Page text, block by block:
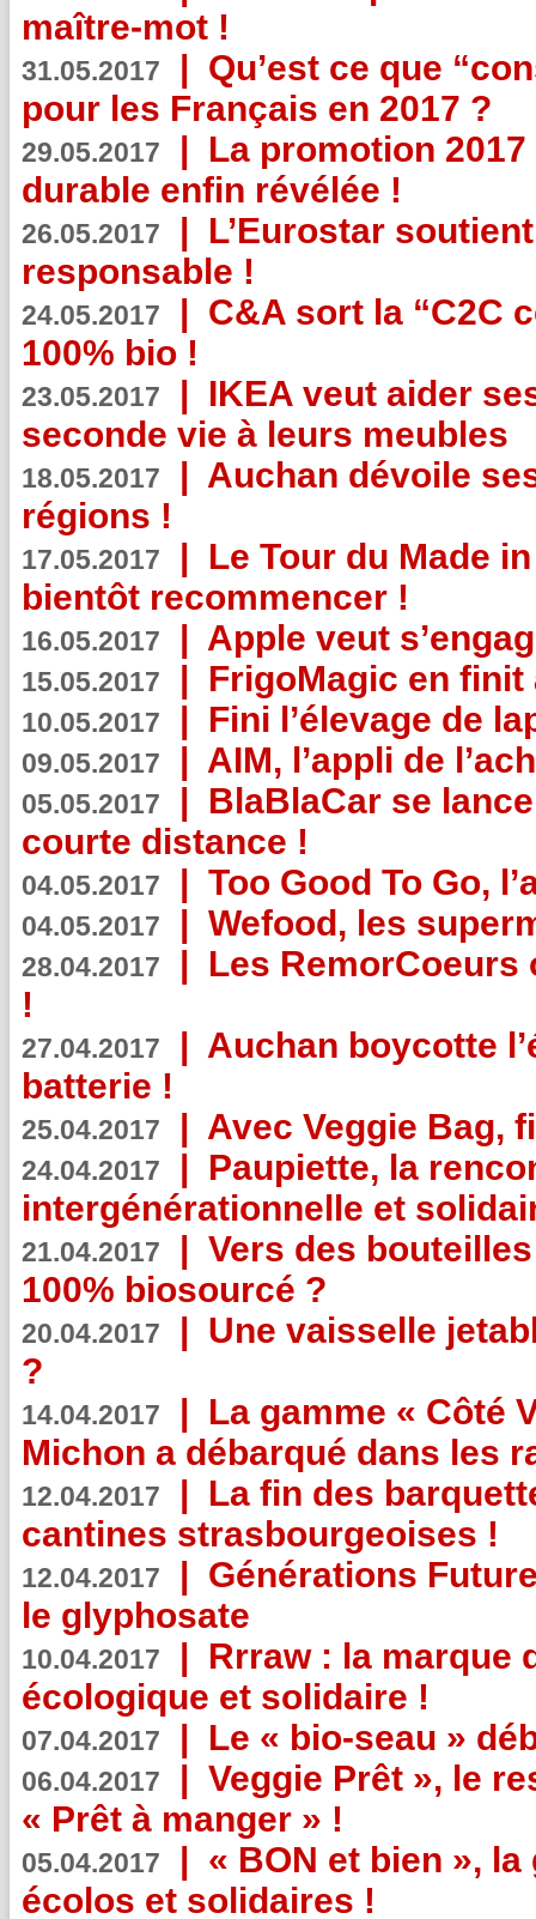
maître-mot !
31.05.2017 | Qu’est ce que
pour les Français en 2017 ?
29.05.2017 | La promotion
durable enfin révélée !
26.05.2017 | L’Eurostar
responsable !
24.05.2017 | C&A sort la “C2C
100% bio !
23.05.2017 | IKEA veut aider
seconde vie à leurs meubles
18.05.2017 | Auchan dévoile
régions !
17.05.2017 | Le Tour du Made
bientôt recommencer !
16.05.2017 | Apple veut
15.05.2017 | FrigoMagic en
10.05.2017 | Fini l’élevage de
09.05.2017 | AIM, l’appli de
05.05.2017 | BlaBlaCar se
courte distance !
04.05.2017 | Too Good To Go,
04.05.2017 | Wefood, les
28.04.2017 | Les RemorCoeurs
!
27.04.2017 | Auchan boycotte
batterie !
25.04.2017 | Avec Veggie Bag,
24.04.2017 | Paupiette, la
intergénérationnelle et
21.04.2017 | Vers des
100% biosourcé ?
20.04.2017 | Une vaisselle
?
14.04.2017 | La gamme « Côté
Michon a débarqué dans les
12.04.2017 | La fin des
cantines strasbourgeoises !
12.04.2017 | Générations
le glyphosate
10.04.2017 | Rrraw : la marque
écologique et solidaire !
07.04.2017 | Le « bio-seau »
06.04.2017 | Veggie Prêt », le
« Prêt à manger » !
05.04.2017 | « BON et bien »,
écolos et solidaires !